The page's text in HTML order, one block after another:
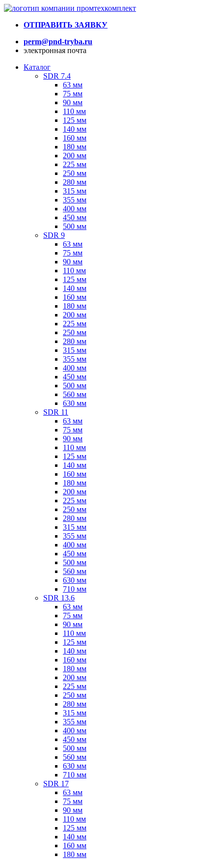
ОТПРАВИТЬ ЗАЯВКУ
perm@pnd-tryba.ru
электронная почта
Каталог
SDR 7.4
63 мм
75 мм
90 мм
110 мм
125 мм
140 мм
160 мм
180 мм
200 мм
225 мм
250 мм
280 мм
315 мм
355 мм
400 мм
450 мм
500 мм
SDR 9
63 мм
75 мм
90 мм
110 мм
125 мм
140 мм
160 мм
180 мм
200 мм
225 мм
250 мм
280 мм
315 мм
355 мм
400 мм
450 мм
500 мм
560 мм
630 мм
SDR 11
63 мм
75 мм
90 мм
110 мм
125 мм
140 мм
160 мм
180 мм
200 мм
225 мм
250 мм
280 мм
315 мм
355 мм
400 мм
450 мм
500 мм
560 мм
630 мм
710 мм
SDR 13.6
63 мм
75 мм
90 мм
110 мм
125 мм
140 мм
160 мм
180 мм
200 мм
225 мм
250 мм
280 мм
315 мм
355 мм
400 мм
450 мм
500 мм
560 мм
630 мм
710 мм
SDR 17
63 мм
75 мм
90 мм
110 мм
125 мм
140 мм
160 мм
180 мм